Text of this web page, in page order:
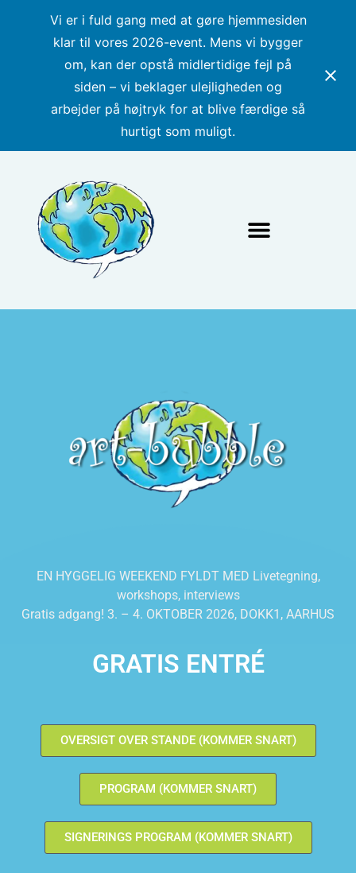
Vi er i fuld gang med at gøre hjemmesiden
klar til vores 2026-event. Mens vi bygger
om, kan der opstå midlertidige fejl på
siden – vi beklager ulejligheden og
arbejder på højtryk for at blive færdige så
hurtigt som muligt.
EN HYGGELIG WEEKEND FYLDT MED Livetegning,
workshops, interviews
Gratis adgang! 3. – 4. OKTOBER 2026, DOKK1, AARHUS
GRATIS ENTRÉ
OVERSIGT OVER STANDE (KOMMER SNART)
PROGRAM (KOMMER SNART)
SIGNERINGS PROGRAM (KOMMER SNART)